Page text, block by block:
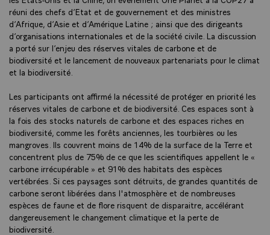
réuni des chefs d’Etat et de gouvernement et des ministres
d’Afrique, d’Asie et d’Amérique Latine ; ainsi que des dirigeants
d’organisations internationales et de la société civile. La discussion
a porté sur l’enjeu des réserves vitales de carbone et de
biodiversité et le lancement de nouveaux partenariats pour le climat
et la biodiversité.
Les participants ont affirmé la nécessité de protéger en priorité les
réserves vitales de carbone et de biodiversité. Ces espaces sont à
la fois des stocks naturels de carbone et des espaces riches en
biodiversité, comme les forêts anciennes, les tourbières ou les
mangroves. Ils couvrent moins de 14% de la surface de la Terre et
concentrent plus de 75% de ce que les scientifiques appellent le «
carbone irrécupérable » et 91% des habitats des espèces
vertébrées. Si ces paysages sont détruits, de grandes quantités de
carbone seront libérées dans l'atmosphère et de nombreuses
espèces de faune et de flore risquent de disparaitre, accélérant
dangereusement le changement climatique et la perte de
biodiversité.